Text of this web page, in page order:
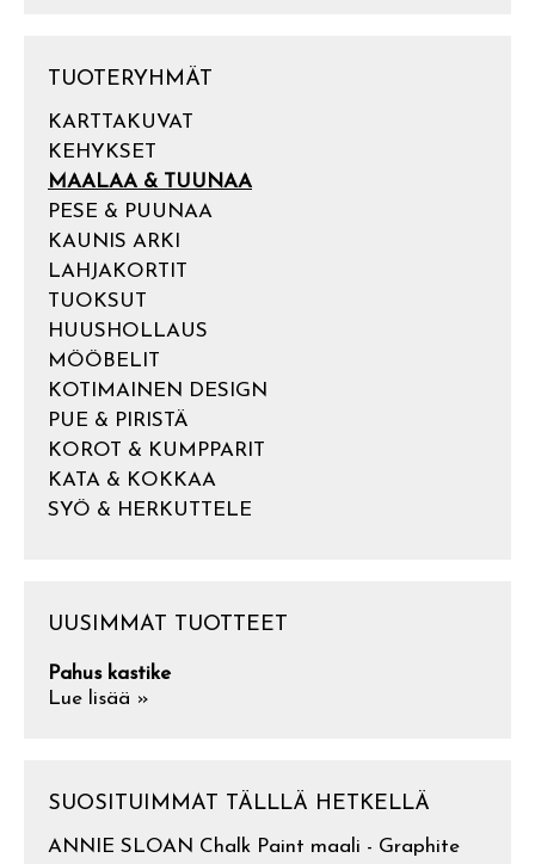
TUOTERYHMÄT
KARTTAKUVAT
KEHYKSET
MAALAA & TUUNAA
PESE & PUUNAA
KAUNIS ARKI
LAHJAKORTIT
TUOKSUT
HUUSHOLLAUS
MÖÖBELIT
KOTIMAINEN DESIGN
PUE & PIRISTÄ
KOROT & KUMPPARIT
KATA & KOKKAA
SYÖ & HERKUTTELE
UUSIMMAT TUOTTEET
Pahus kastike
Lue lisää »
SUOSITUIMMAT TÄLLLÄ HETKELLÄ
ANNIE SLOAN Chalk Paint maali - Graphite